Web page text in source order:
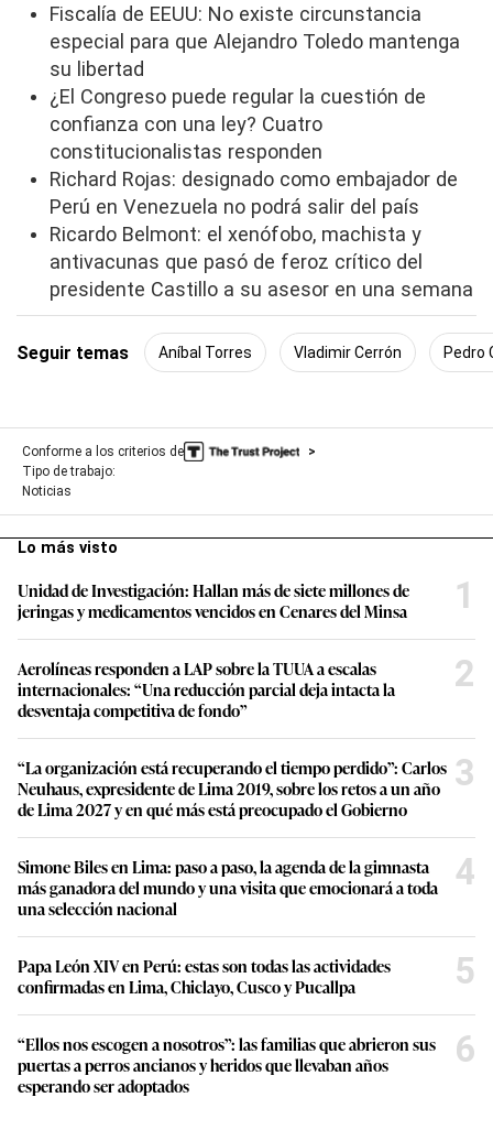
Fiscalía de EEUU: No existe circunstancia
especial para que Alejandro Toledo mantenga
su libertad
¿El Congreso puede regular la cuestión de
confianza con una ley? Cuatro
constitucionalistas responden
Richard Rojas: designado como embajador de
Perú en Venezuela no podrá salir del país
Ricardo Belmont: el xenófobo, machista y
antivacunas que pasó de feroz crítico del
presidente Castillo a su asesor en una semana
Seguir temas Aníbal Torres Vladimir Cerrón Pedro
Conforme a los criterios de
Tipo de trabajo:
Noticias
Lo más visto
Unidad de Investigación: Hallan más de siete millones de
jeringas y medicamentos vencidos en Cenares del Minsa
1
Aerolíneas responden a LAP sobre la TUUA a escalas
internacionales: “Una reducción parcial deja intacta la
desventaja competitiva de fondo”
2
“La organización está recuperando el tiempo perdido”: Carlos
Neuhaus, expresidente de Lima 2019, sobre los retos a un año
de Lima 2027 y en qué más está preocupado el Gobierno
3
Simone Biles en Lima: paso a paso, la agenda de la gimnasta
más ganadora del mundo y una visita que emocionará a toda
una selección nacional
4
Papa León XIV en Perú: estas son todas las actividades
confirmadas en Lima, Chiclayo, Cusco y Pucallpa
5
“Ellos nos escogen a nosotros”: las familias que abrieron sus
puertas a perros ancianos y heridos que llevaban años
esperando ser adoptados
6